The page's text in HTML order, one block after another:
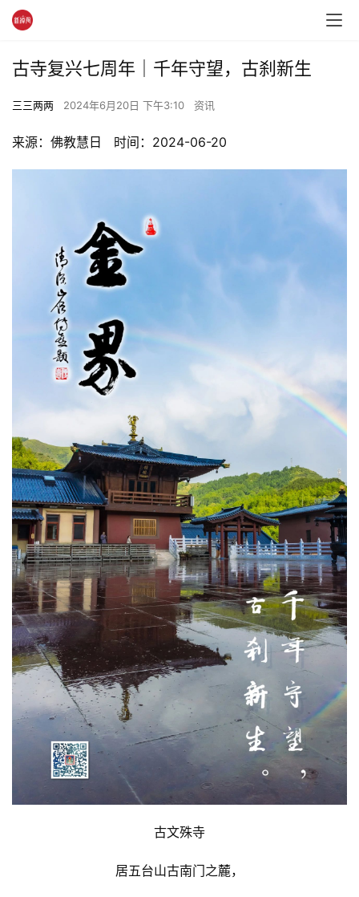
古寺复兴七周年｜千年守望，古刹新生
三三两两 2024年6月20日 下午3:10 资讯
来源：佛教慧日   时间：2024-06-20
古文殊寺
居五台山古南门之麓，